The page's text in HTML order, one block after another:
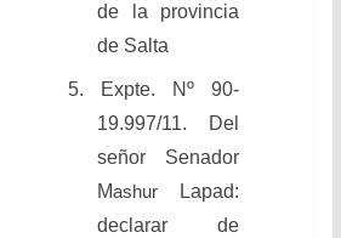
de la provincia
de Salta
5. Expte. Nº 90-
19.997/11. Del
señor Senador
MashurLapad:
declararde